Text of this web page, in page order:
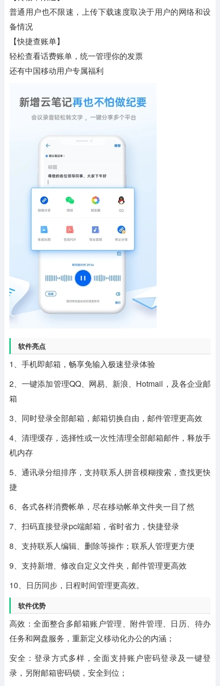
普通用户也不限速，上传下载速度取决于用户的网络和设
备情况
【快捷查账单】
轻松查看话费账单，统一管理你的发票
还有中国移动用户专属福利
软件亮点
1、手机即邮箱，畅享免输入极速登录体验
2、一键添加管理QQ、网易、新浪、Hotmail，及各企业邮
箱
3、同时登录全部邮箱，邮箱切换自由，邮件管理更高效
4、清理缓存，选择性或一次性清理全部邮箱邮件，释放手
机内存
5、通讯录分组排序，支持联系人拼音模糊搜索，查找更快
捷
6、各式各样消费帐单，尽在移动帐单文件夹一目了然
7、扫码直接登录pc端邮箱，省时省力，快捷登录
8、支持联系人编辑、删除等操作；联系人管理更方便
9、支持新增、修改自定义文件夹，邮件管理更高效
10、日历同步，日程时间管理更高效。
软件优势
高效：全面整合多邮箱账户管理、附件管理、日历、待办
任务和网盘服务，重新定义移动化办公的内涵；
安全：登录方式多样，全面支持账户密码登录及一键登
录，另附邮箱密码锁，安全到位；